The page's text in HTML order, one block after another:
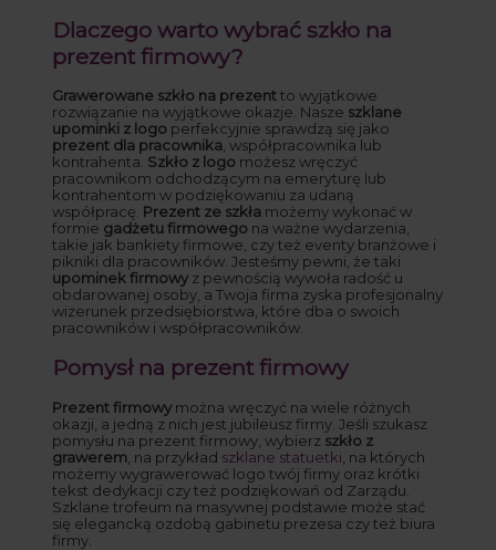
Dlaczego warto wybrać szkło na
prezent firmowy?
Grawerowane szkło na prezentto wyjątkowe
rozwiązanie na wyjątkowe okazje. Nasze szklane
upominki z logoperfekcyjnie sprawdzą się jako
prezent dla pracownika, współpracownika lub
kontrahenta. Szkło z logomożesz wręczyć
pracownikom odchodzącym na emeryturę lub
kontrahentom w podziękowaniu za udaną
współpracę. Prezent ze szkłamożemy wykonać w
formie gadżetu firmowegona ważne wydarzenia,
takie jak bankiety firmowe, czy też eventy branżowe i
pikniki dla pracowników. Jesteśmy pewni, że taki
upominek firmowyz pewnością wywoła radość u
obdarowanej osoby, a Twoja firma zyska profesjonalny
wizerunek przedsiębiorstwa, które dba o swoich
pracowników i współpracowników.
Pomysł na prezent firmowy
Prezent firmowymożna wręczyć na wiele różnych
okazji, a jedną z nich jest jubileusz firmy. Jeśli szukasz
pomysłu na prezent firmowy, wybierz szkło z
grawerem, na przykład szklane statuetki , na których
możemy wygrawerować logo twój firmy oraz krótki
tekst dedykacji czy też podziękowań od Zarządu.
Szklane trofeum na masywnej podstawie może stać
się elegancką ozdobą gabinetu prezesa czy też biura
firmy.